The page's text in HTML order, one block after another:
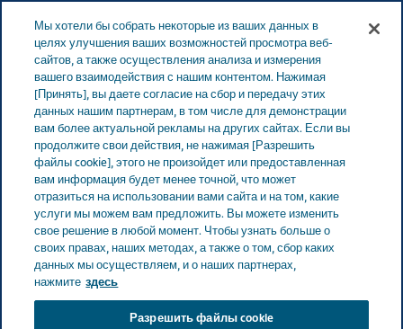
Latvia Забота о здоровье Все истории
Что нам
всем следует знать о душевном здоровье мужчин
Что нам всем следует
знать о душевном
здоровье мужчин
Мы хотели бы собрать некоторые из ваших данных в
целях улучшения ваших возможностей просмотра веб-
сайтов, а также осуществления анализа и измерения
вашего взаимодействия с нашим контентом. Нажимая
[Принять], вы даете согласие на сбор и передачу этих
данных нашим партнерам, в том числе для демонстрации
вам более актуальной рекламы на других сайтах. Если вы
продолжите свои действия, не нажимая [Разрешить
файлы cookie], этого не произойдет или предоставленная
вам информация будет менее точной, что может
отразиться на использовании вами сайта и на том, какие
услуги мы можем вам предложить. Вы можете изменить
свое решение в любой момент. Чтобы узнать больше о
своих правах, наших методах, а также о том, сбор каких
данных мы осуществляем, и о наших партнерах,
нажмите здесь
Разрешить файлы cookie